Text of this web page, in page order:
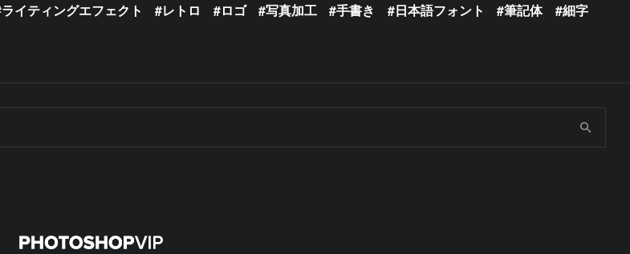
ライティングエフェクト レトロ ロゴ 写真加工 手書き 日本語フォント 筆記体
細字